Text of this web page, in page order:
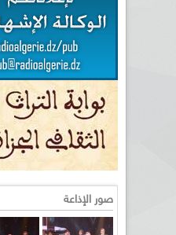
صور الإذاعة